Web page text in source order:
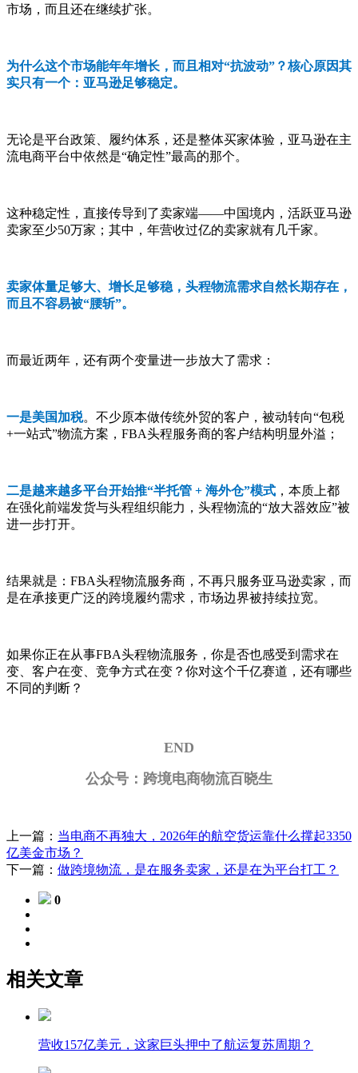
市场，而且还在继续扩张。
为什么这个市场能年年增长，而且相对“抗波动”？核心原因其
实只有一个：亚马逊足够稳定。
无论是平台政策、履约体系，还是整体买家体验，亚马逊在主
流电商平台中依然是“确定性”最高的那个。
这种稳定性，直接传导到了卖家端——中国境内，活跃亚马逊
卖家至少50万家；其中，年营收过亿的卖家就有几千家。
卖家体量足够大、增长足够稳，头程物流需求自然长期存在，
而且不容易被“腰斩”。
而最近两年，还有两个变量进一步放大了需求：
一是美国加税。不少原本做传统外贸的客户，被动转向“包税
+一站式”物流方案，FBA头程服务商的客户结构明显外溢；
二是越来越多平台开始推“半托管 + 海外仓”模式 ，本质上都
在强化前端发货与头程组织能力，头程物流的“放大器效应”被
进一步打开。
结果就是：FBA头程物流服务商，不再只服务亚马逊卖家，而
是在承接更广泛的跨境履约需求，市场边界被持续拉宽。
如果你正在从事FBA头程物流服务，你是否也感受到需求在
变、客户在变、竞争方式在变？你对这个千亿赛道，还有哪些
不同的判断？
END
公众号：跨境电商物流百晓生
上一篇： 当电商不再独大，2026年的航空货运靠什么撑起3350
亿美金市场？
下一篇： 做跨境物流，是在服务卖家，还是在为平台打工？
0
相关文章
营收157亿美元，这家巨头押中了航运复苏周期？